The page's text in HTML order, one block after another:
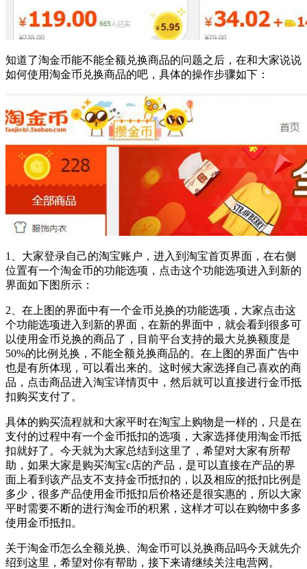
知道了淘金币能不能全额兑换商品的问题之后，在和大家说说
如何使用淘金币兑换商品的吧，具体的操作步骤如下：
1、大家登录自己的淘宝账户，进入到淘宝首页界面，在右侧
位置有一个淘金币的功能选项，点击这个功能选项进入到新的
界面如下图所示：
2、在上图的界面中有一个金币兑换的功能选项，大家点击这
个功能选项进入到新的界面，在新的界面中，就会看到很多可
以使用金币兑换的商品了，目前平台支持的最大兑换额度是
50%的比例兑换，不能全额兑换商品的。在上图的界面广告中
也是有所体现，可以看出来的。这时候大家选择自己喜欢的商
品，点击商品进入淘宝详情页中，然后就可以直接进行金币抵
扣购买支付了。
具体的购买流程就和大家平时在淘宝上购物是一样的，只是在
支付的过程中有一个金币抵扣的选项，大家选择使用淘金币抵
扣就好了。今天就为大家总结到这里了，希望对大家有所帮
助，如果大家是购买淘宝c店的产品，是可以直接在产品的界
面上看到该产品支不支持金币抵扣的，以及相应的抵扣比例是
多少，很多产品使用金币抵扣后价格还是很实惠的，所以大家
平时需要不断的进行淘金币的积累，这样才可以在购物中多多
使用金币抵扣。
关于淘金币怎么全额兑换、淘金币可以兑换商品吗今天就先介
绍到这里，希望对你有帮助，接下来请继续关注电营网。